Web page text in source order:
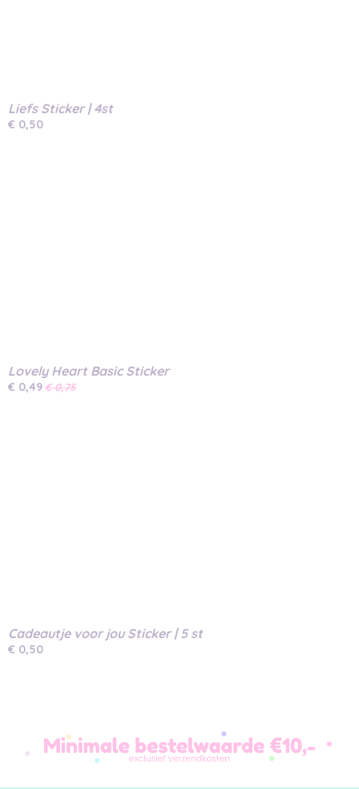
Liefs Sticker | 4st
€ 0,50
Lovely Heart Basic Sticker
€ 0,49€ 0,75
Cadeautje voor jou Sticker | 5 st
€ 0,50